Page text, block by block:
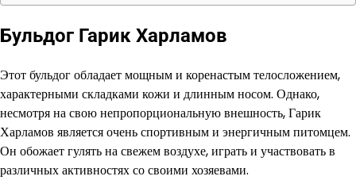
Бульдог Гарик Харламов
Этот бульдог обладает мощным и коренастым телосложением,
характерными складками кожи и длинным носом. Однако,
несмотря на свою непропорциональную внешность, Гарик
Харламов является очень спортивным и энергичным питомцем.
Он обожает гулять на свежем воздухе, играть и участвовать в
различных активностях со своими хозяевами.